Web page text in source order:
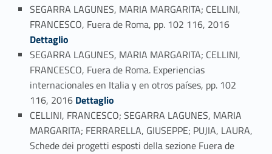
SEGARRA LAGUNES, MARIA MARGARITA; CELLINI,
FRANCESCO, Fuera de Roma, pp. 102 116, 2016 Link identifier #identifier_person_99683-47
Dettaglio
SEGARRA LAGUNES, MARIA MARGARITA; CELLINI,
FRANCESCO, Fuera de Roma. Experiencias
internacionales en Italia y en otros países, pp. 102
116, 2016 Link identifier #identifier_person_23586-48
Dettaglio
CELLINI, FRANCESCO; SEGARRA LAGUNES, MARIA
MARGARITA; FERRARELLA, GIUSEPPE; PUJIA, LAURA,
Schede dei progetti esposti della sezione Fuera de